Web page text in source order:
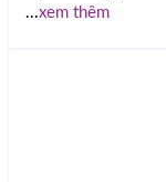
...xem thêm